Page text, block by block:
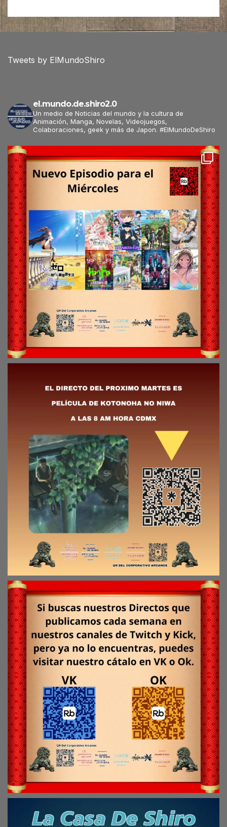
Tweets by ElMundoShiro
el.mundo.de.shiro2.0
Un medio de Noticias del mundo y la cultura de
Animación, Manga, Novelas, Videojuegos,
Colaboraciones, geek y más de Japon. #ElMundoDeShiro